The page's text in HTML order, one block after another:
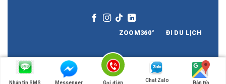
ZOOM360° ĐI DU LỊCH
Bản Đồ
Chat Zalo
Gọi điện
Messenger
Nhắn tin SMS